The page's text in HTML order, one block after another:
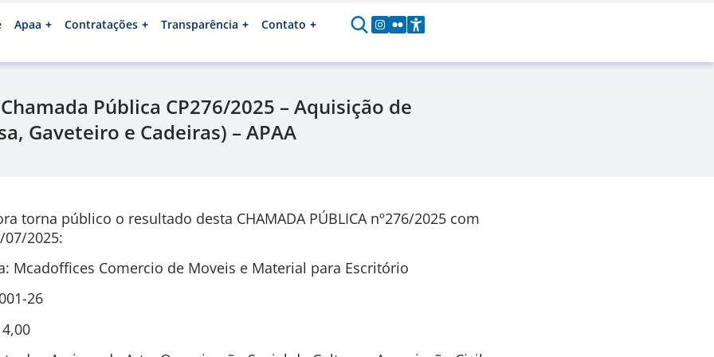
Apaa Contratações Transparência Contato
Pública CP276/2025 – Aquisição de
Gaveteiro e Cadeiras) – APAA
torna público o resultado desta CHAMADA PÚBLICA nº276/2025 com
2025:
Mcadoffices Comercio de Moveis e Material para Escritório
26